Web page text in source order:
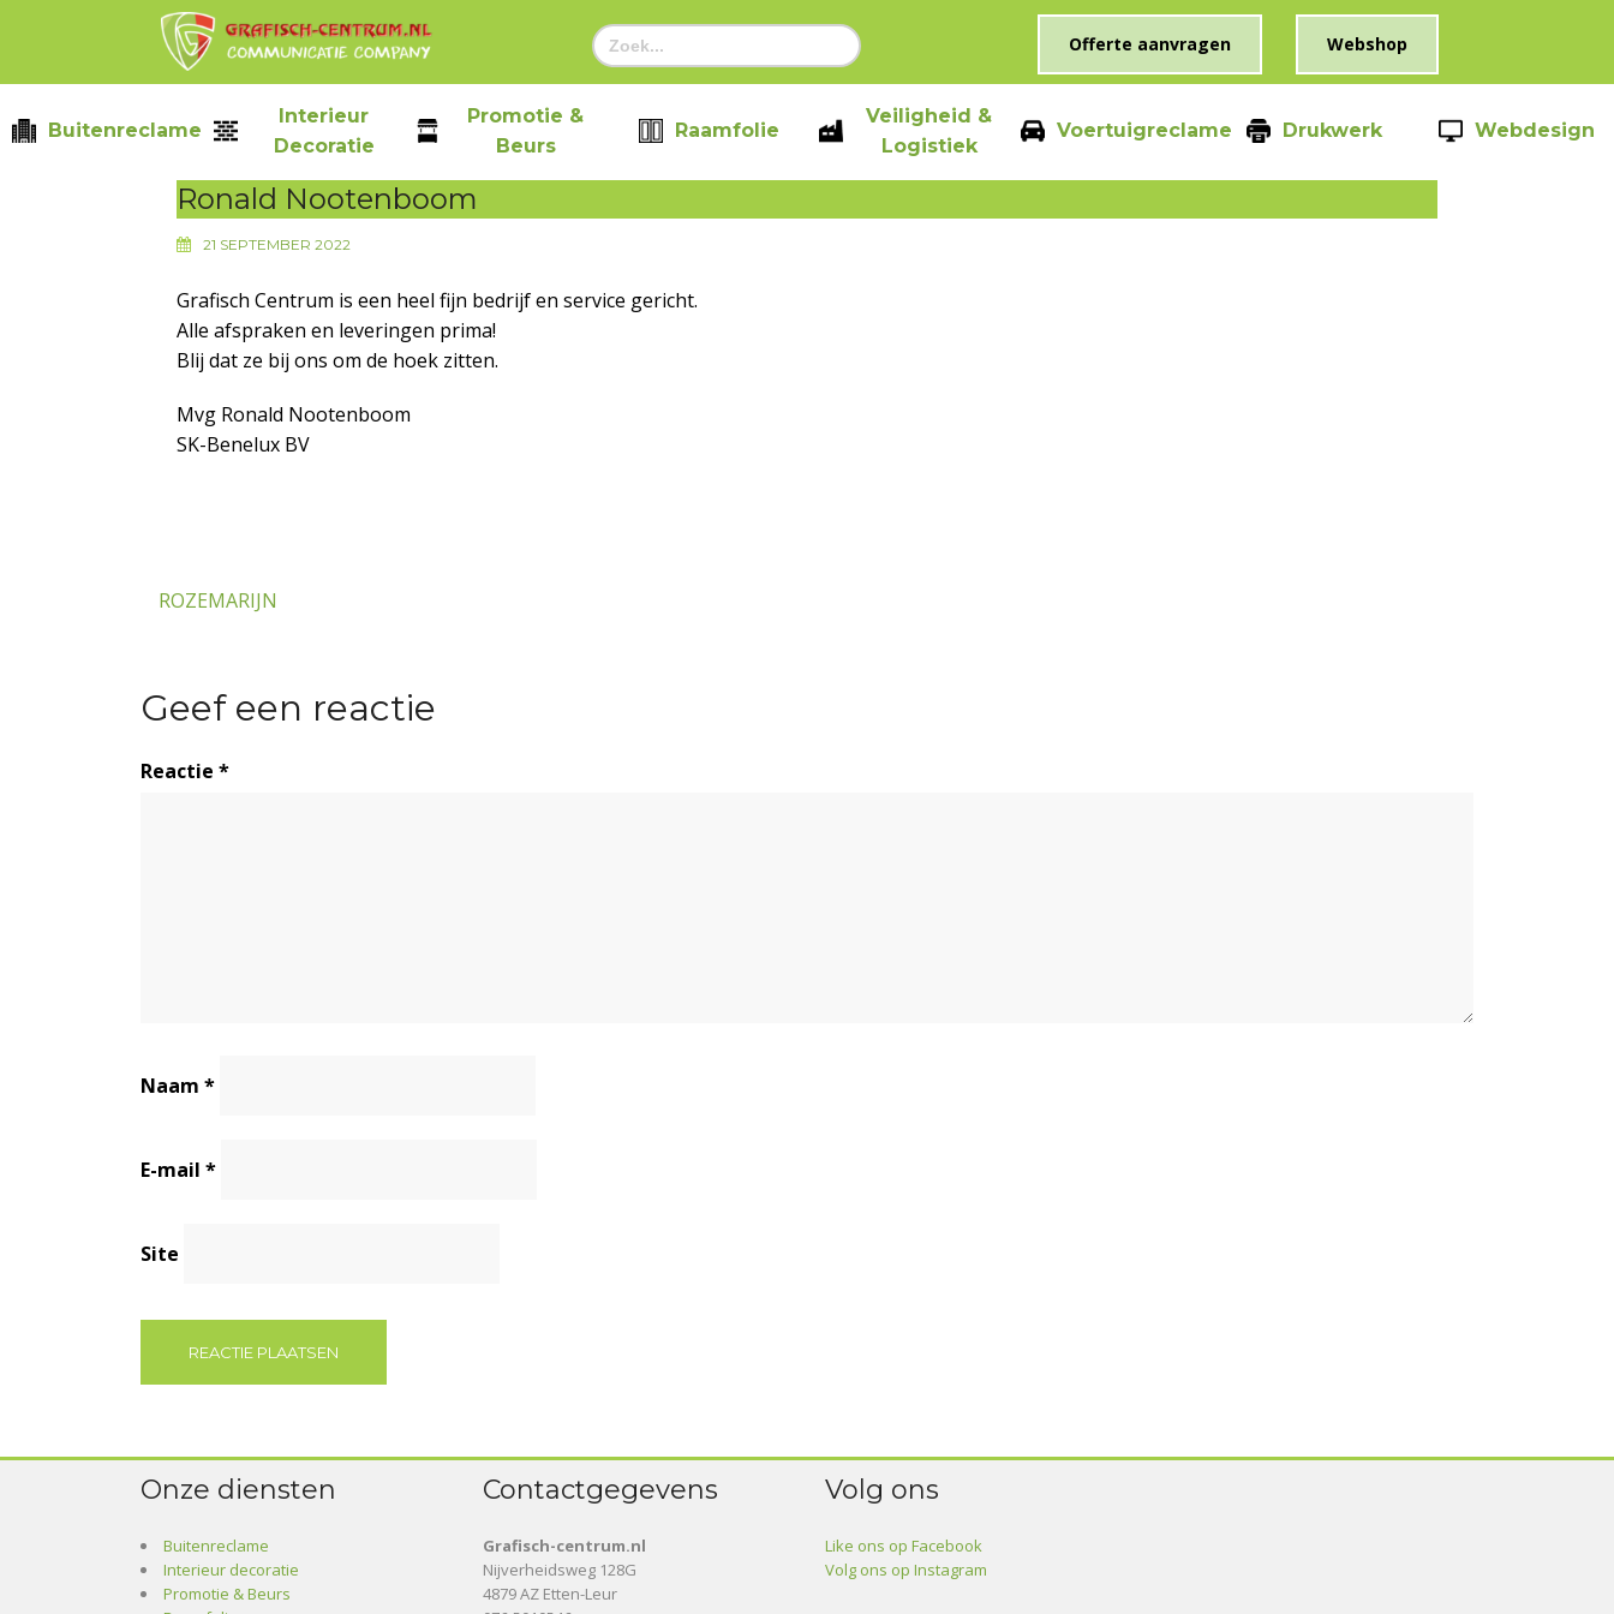
Offerte aanvragen Webshop
Zoek
naar:
Buitenreclame
Interieur
Decoratie
Promotie &
Beurs
Raamfolie
Veiligheid &
Logistiek
Voertuigreclame Drukwerk Webdesign
Ronald Nootenboom
21 SEPTEMBER 2022
Grafisch Centrum is een heel fijn bedrijf en service gericht.
Alle afspraken en leveringen prima!
Blij dat ze bij ons om de hoek zitten.
Mvg Ronald Nootenboom
SK-Benelux BV
Bericht
ROZEMARIJN
Geef een reactie
Reactie *
Naam *
E-mail *
Site
Onze diensten
Buitenreclame
Interieur decoratie
Promotie & Beurs
Contactgegevens
Grafisch-centrum.nl
Nijverheidsweg 128G
4879 AZ Etten-Leur
Volg ons
Like ons op Facebook
Volg ons op Instagram